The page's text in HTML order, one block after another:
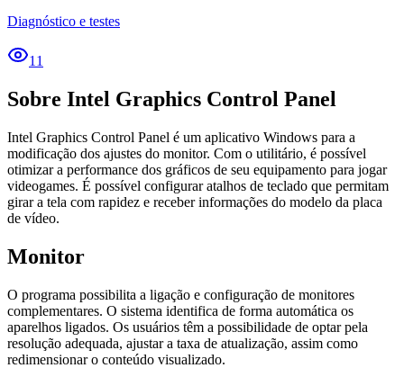
Diagnóstico e testes
11
Sobre Intel Graphics Control Panel
Intel Graphics Control Panel é um aplicativo Windows para a
modificação dos ajustes do monitor. Com o utilitário, é possível
otimizar a performance dos gráficos de seu equipamento para jogar
videogames. É possível configurar atalhos de teclado que permitam
girar a tela com rapidez e receber informações do modelo da placa
de vídeo.
Monitor
O programa possibilita a ligação e configuração de monitores
complementares. O sistema identifica de forma automática os
aparelhos ligados. Os usuários têm a possibilidade de optar pela
resolução adequada, ajustar a taxa de atualização, assim como
redimensionar o conteúdo visualizado.